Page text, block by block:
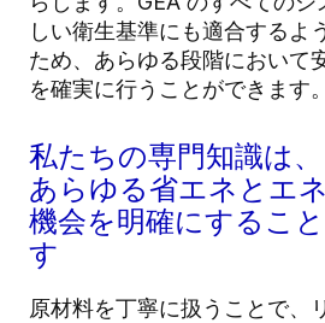
しい衛生基準にも適合するよ
ため、あらゆる段階において
を確実に行うことができます。
私たちの専門知識は、
あらゆる省エネとエ
機会を明確にするこ
す
原材料を丁寧に扱うことで、